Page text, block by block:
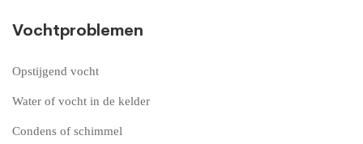
Vochtproblemen
Opstijgend vocht
Water of vocht in de kelder
Condens of schimmel